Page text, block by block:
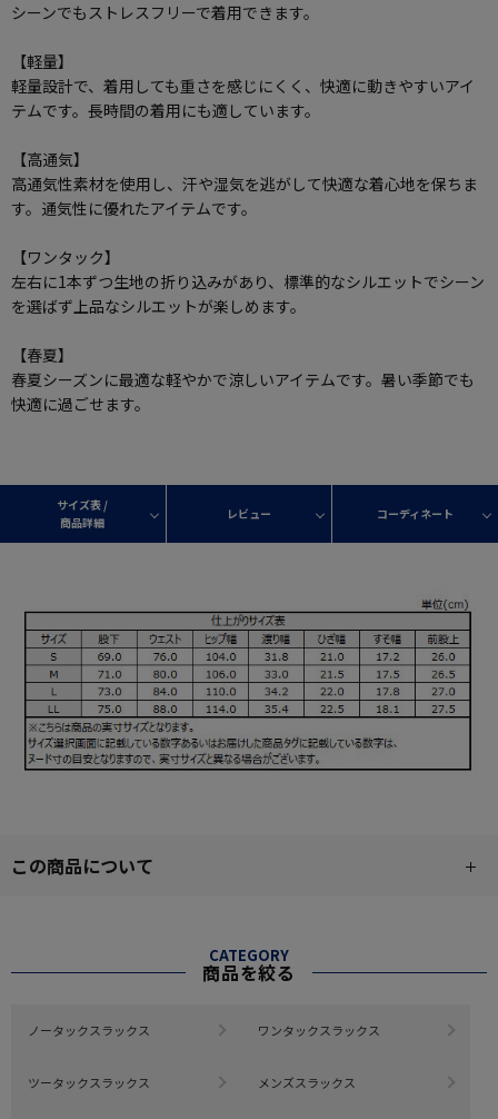
シーンでもストレスフリーで着用できます。
【軽量】
軽量設計で、着用しても重さを感じにくく、快適に動きやすいアイ
テムです。長時間の着用にも適しています。
【高通気】
高通気性素材を使用し、汗や湿気を逃がして快適な着心地を保ちま
す。通気性に優れたアイテムです。
【ワンタック】
左右に1本ずつ生地の折り込みがあり、標準的なシルエットでシーン
を選ばず上品なシルエットが楽しめます。
【春夏】
春夏シーズンに最適な軽やかで涼しいアイテムです。暑い季節でも
快適に過ごせます。
サイズ表 /
商品詳細
レビュー コーディネート
この商品について
CATEGORY
商品を絞る
ノータックスラックス ワンタックスラックス
ツータックスラックス メンズスラックス